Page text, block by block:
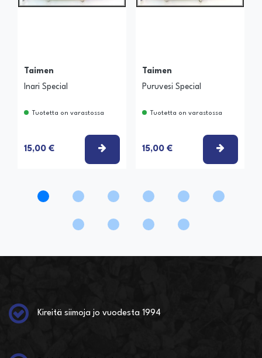
Taimen
Inari Special
Tuotetta on varastossa
15,00 € VALITSE VAIHTOEHTO
Taimen
Puruvesi Special
Tuotetta on varastossa
15,00 €
Kireitä siimoja jo vuodesta 1994